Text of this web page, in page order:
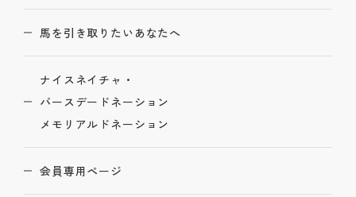
馬を引き取りたいあなたへ
ナイスネイチャ・
バースデードネーション
メモリアルドネーション
会員専用ページ